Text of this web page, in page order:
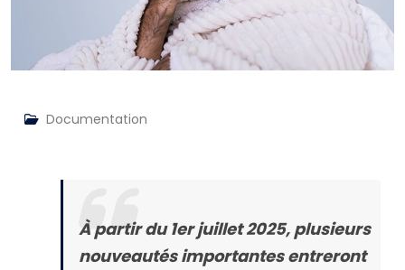
Documentation
À partir du1er juillet 2025, plusieurs
nouveautés importantes entreront